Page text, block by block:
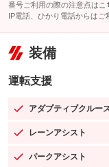
番号ご利用の際の注意点は こ
IP電話、ひかり電話からはご
装備
運転支援
アダプティブクルー
：装備あり
レーンアシスト
：装備あり
パークアシスト
：装備あり